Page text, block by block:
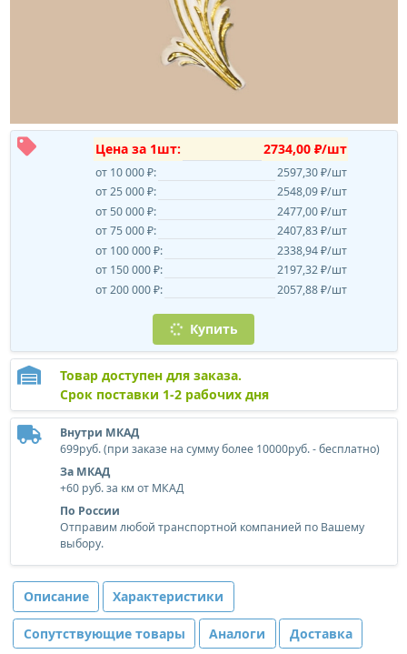
Цена за 1шт: 2734,00 ₽/шт
от 10 000 ₽:
2597,30 ₽/шт
от 25 000 ₽:
2548,09 ₽/шт
от 50 000 ₽:
2477,00 ₽/шт
от 75 000 ₽:
2407,83 ₽/шт
от 100 000 ₽:
2338,94 ₽/шт
от 150 000 ₽:
2197,32 ₽/шт
от 200 000 ₽:
2057,88 ₽/шт
Купить
Товар доступен для заказа.
Срок поставки 1-2 рабочих дня
Внутри МКАД
699руб. (при заказе на сумму более 10000руб. - бесплатно)
За МКАД
+60 руб. за км от МКАД
По России
Отправим любой транспортной компанией по Вашему
выбору.
Описание Характеристики
Сопутствующие товары Аналоги Доставка